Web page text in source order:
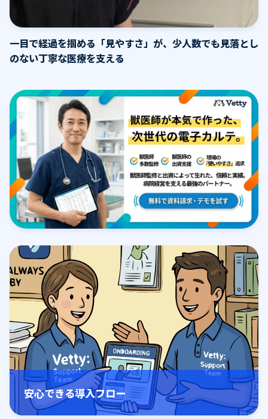
一目で経過を掴める「見やすさ」が、少人数でも見落とし
のない丁寧な医療を支える
安心できる導入フロー